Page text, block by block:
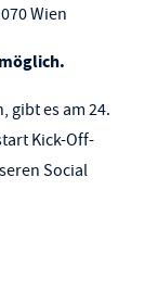
Wien
gibt es am 24.
Kick-Off-
Social